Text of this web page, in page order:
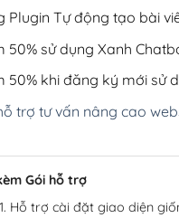
Plugin Tự động tạo bài
50% sử dụng Xanh
50% khi đăng ký mới sử
trợ tư vấn nâng cao
Gói hỗ trợ
1. Hỗ trợ cài đặt giao diện